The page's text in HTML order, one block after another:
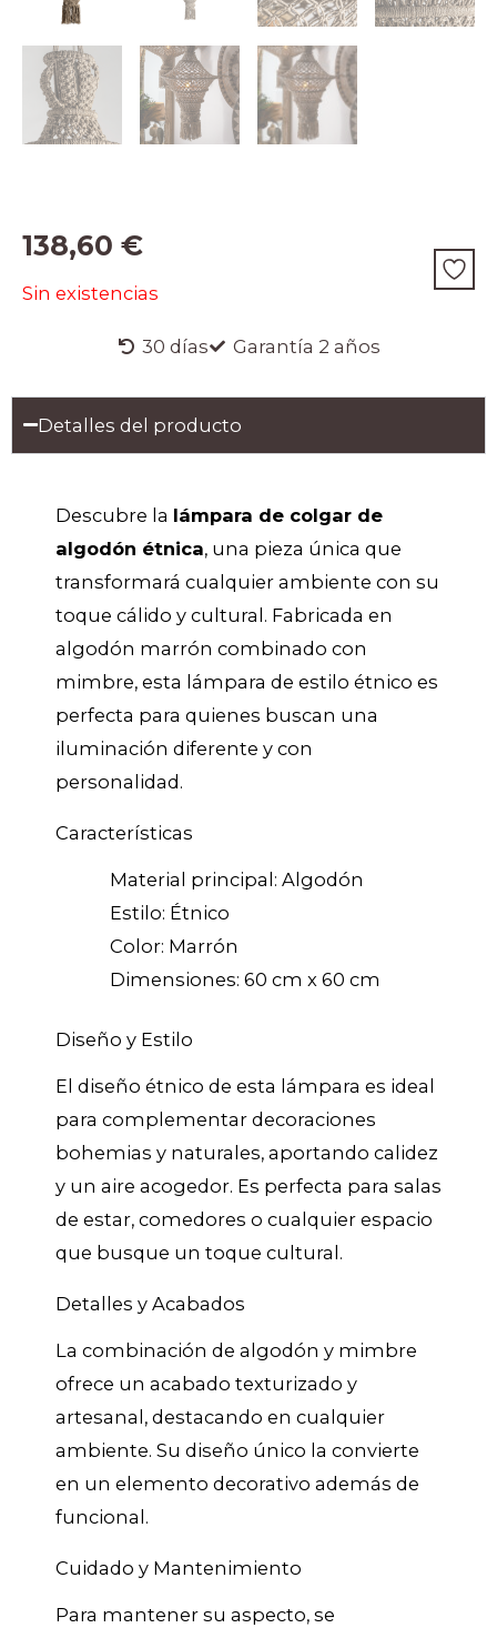
138,60 €
Sin existencias
30 días Garantía 2 años
Detalles del producto
Descubre la lámpara de colgar de
algodón étnica, una pieza única que
transformará cualquier ambiente con su
toque cálido y cultural. Fabricada en
algodón marrón combinado con
mimbre, esta lámpara de estilo étnico es
perfecta para quienes buscan una
iluminación diferente y con
personalidad.
Características
Material principal: Algodón
Estilo: Étnico
Color: Marrón
Dimensiones: 60 cm x 60 cm
Diseño y Estilo
El diseño étnico de esta lámpara es ideal
para complementar decoraciones
bohemias y naturales, aportando calidez
y un aire acogedor. Es perfecta para salas
de estar, comedores o cualquier espacio
que busque un toque cultural.
Detalles y Acabados
La combinación de algodón y mimbre
ofrece un acabado texturizado y
artesanal, destacando en cualquier
ambiente. Su diseño único la convierte
en un elemento decorativo además de
funcional.
Cuidado y Mantenimiento
Para mantener su aspecto, se